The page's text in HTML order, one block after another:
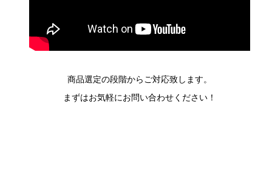
商品選定の段階からご対応致します。
まずはお気軽にお問い合わせください！